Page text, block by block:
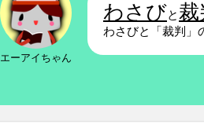
エーアイちゃん
わさびと 裁
わさびと「裁判」